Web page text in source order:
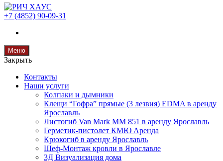
+7 (4852) 90-09-31
Меню
Закрыть
Контакты
Наши услуги
Колпаки и дымники
Клещи “Гофра” прямые (3 лезвия) EDMA в аренду
Ярославль
Листогиб Van Mark MM 851 в аренду Ярославль
Герметик-пистолет КМЮ Аренда
Крюкогиб в аренду Ярославль
Шеф-Монтаж кровли в Ярославле
3Д Визуализация дома